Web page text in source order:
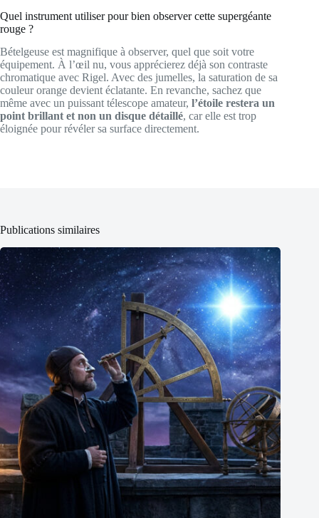
Quel instrument utiliser pour bien observer cette supergéante
rouge ?
Bételgeuse est magnifique à observer, quel que soit votre
équipement. À l’œil nu, vous apprécierez déjà son contraste
chromatique avec Rigel. Avec des jumelles, la saturation de sa
couleur orange devient éclatante. En revanche, sachez que
même avec un puissant télescope amateur, l’étoile restera un
point brillant et non un disque détaillé, car elle est trop
éloignée pour révéler sa surface directement.
Publications similaires